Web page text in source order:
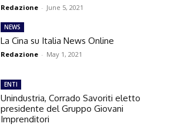
Redazione - June 5, 2021
NEWS
La Cina su Italia News Online
Redazione - May 1, 2021
ENTI
Unindustria, Corrado Savoriti eletto
presidente del Gruppo Giovani
Imprenditori